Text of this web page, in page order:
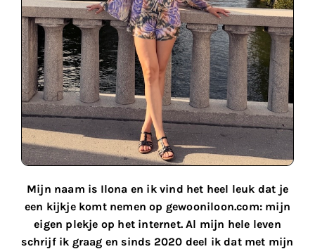
Mijn naam is Ilona en ik vind het heel leuk dat je
een kijkje komt nemen op gewooniloon.com: mijn
eigen plekje op het internet. Al mijn hele leven
schrijf ik graag en sinds 2020 deel ik dat met mijn